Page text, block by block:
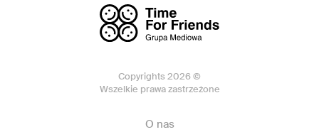
Copyrights 2026 ©
Wszelkie prawa zastrzeżone
O nas